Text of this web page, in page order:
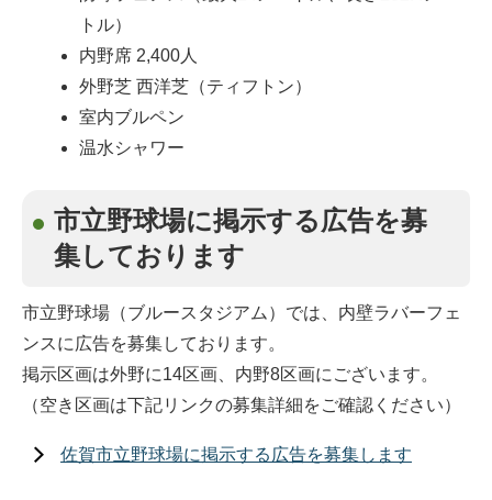
トル）
内野席 2,400人
外野芝 西洋芝（ティフトン）
室内ブルペン
温水シャワー
市立野球場に掲示する広告を募
集しております
市立野球場（ブルースタジアム）では、内壁ラバーフェ
ンスに広告を募集しております。
掲示区画は外野に14区画、内野8区画にございます。
（空き区画は下記リンクの募集詳細をご確認ください）
佐賀市立野球場に掲示する広告を募集します